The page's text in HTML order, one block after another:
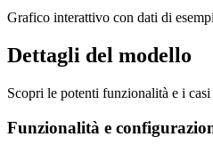
Grafico interattivo con dati di
Dettagli del modello
Scopri le potenti funzionalità e i
Funzionalità e